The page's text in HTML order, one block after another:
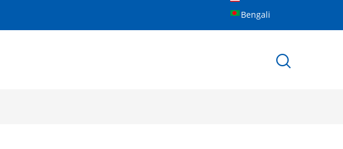
Bengali